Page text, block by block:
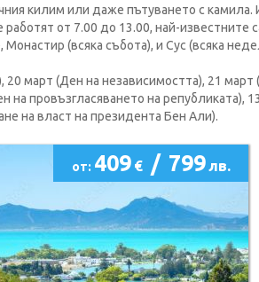
килим или даже пътуването с камила.
от 7.00 до 13.00, най-
(всяка събота), и Сус (всяка
20 март (Ден на независимостта), 21
провъзгласяването на републиката),
на власт на президента Бен Али).
от: 409 € / 799лв.